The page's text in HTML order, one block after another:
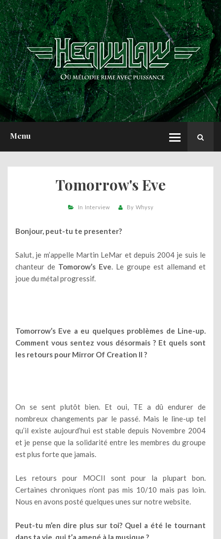
Menu
ACCUEIL
NEWS
CHRONIQUES
INTERVIEWS
REPORTS
A PROPOS
Tomorrow's Eve
In Interview By Whysy
Bonjour, peut-tu te presenter?
Salut, je m’appelle Martin LeMar et depuis 2004 je suis le
chanteur de Tomorow’s Eve. Le groupe est allemand et
joue du métal progressif.
Tomorrow’s Eve a eu quelques problèmes de Line-up.
Comment vous sentez vous désormais ? Et quels sont
les retours pour Mirror Of Creation II ?
On se sent plutôt bien. Et oui, TE a dû endurer de
nombreux changements par le passé. Mais le line-up tel
qu’il existe aujourd’hui est stable depuis Novembre 2004
et je pense que la solidarité entre les membres du groupe
est plus forte que jamais.
Les retours pour MOCII sont pour la plupart bon.
Certaines chroniques n’ont pas mis 10/10 mais pas loin.
Nous en avons posté quelques unes sur notre website.
Peut-tu m’en dire plus sur toi? Quel a été le tournant
dans ta vie, qui t’a amené à la musique ?